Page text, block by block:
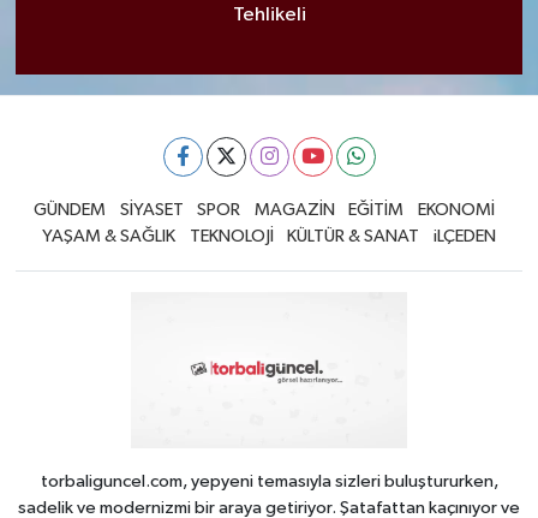
Tehlikeli
GÜNDEM SİYASET SPOR MAGAZİN EĞİTİM
EKONOMİ
YAŞAM & SAĞLIK
TEKNOLOJİ KÜLTÜR & SANAT iLÇEDEN
torbaliguncel.com, yepyeni temasıyla sizleri buluştururken,
sadelik ve modernizmi bir araya getiriyor. Şatafattan kaçınıyor ve